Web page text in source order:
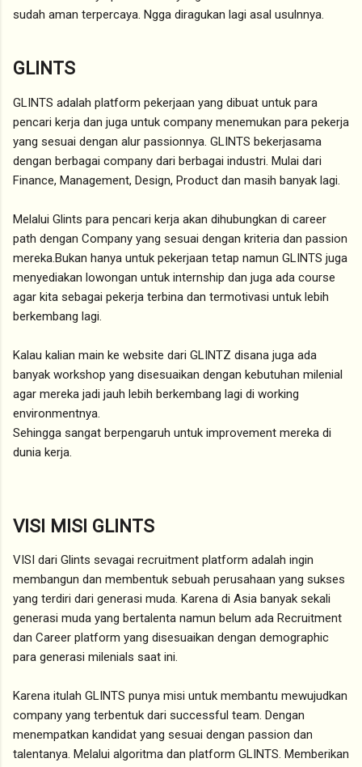
sudah aman terpercaya. Ngga diragukan lagi asal usulnnya.
GLINTS
GLINTS adalah platform pekerjaan yang dibuat untuk para
pencari kerja dan juga untuk company menemukan para pekerja
yang sesuai dengan alur passionnya. GLINTS bekerjasama
dengan berbagai company dari berbagai industri. Mulai dari
Finance, Management, Design, Product dan masih banyak lagi.
Melalui Glints para pencari kerja akan dihubungkan di career
path dengan Company yang sesuai dengan kriteria dan passion
mereka.Bukan hanya untuk pekerjaan tetap namun GLINTS juga
menyediakan lowongan untuk internship dan juga ada course
agar kita sebagai pekerja terbina dan termotivasi untuk lebih
berkembang lagi.
Kalau kalian main ke website dari GLINTZ disana juga ada
banyak workshop yang disesuaikan dengan kebutuhan milenial
agar mereka jadi jauh lebih berkembang lagi di working
environmentnya.
Sehingga sangat berpengaruh untuk improvement mereka di
dunia kerja.
VISI MISI GLINTS
VISI dari Glints sevagai recruitment platform adalah ingin
membangun dan membentuk sebuah perusahaan yang sukses
yang terdiri dari generasi muda. Karena di Asia banyak sekali
generasi muda yang bertalenta namun belum ada Recruitment
dan Career platform yang disesuaikan dengan demographic
para generasi milenials saat ini.
Karena itulah GLINTS punya misi untuk membantu mewujudkan
company yang terbentuk dari successful team. Dengan
menempatkan kandidat yang sesuai dengan passion dan
talentanya. Melalui algoritma dan platform GLINTS. Memberikan